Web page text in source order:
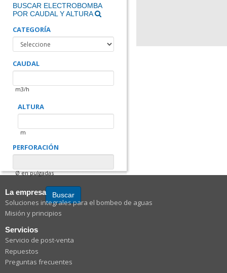
BUSCAR ELECTROBOMBA
POR CAUDAL Y ALTURA
CATEGORÍA
CAUDAL
m3/h
ALTURA
m
PERFORACIÓN
Ø en pulgadas
Buscar
La empresa
Soluciones integrales para el bombeo de aguas
Misión y principios
Servicios
Servicio de post-venta
Repuestos
Preguntas frecuentes